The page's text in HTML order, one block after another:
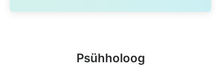
Psühholoog